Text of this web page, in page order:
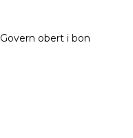
Govern obert i bon